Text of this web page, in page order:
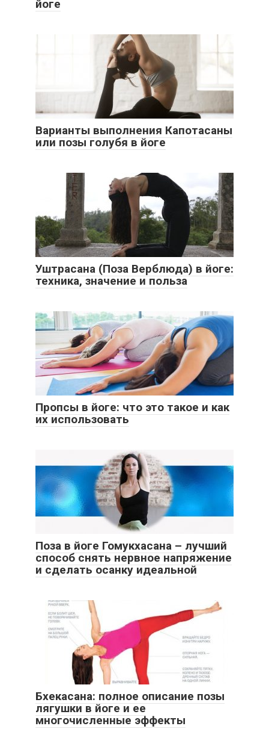
йоге
Варианты выполнения Капотасаны
или позы голубя в йоге
Уштрасана (Поза Верблюда) в йоге:
техника, значение и польза
Пропсы в йоге: что это такое и как
их использовать
Поза в йоге Гомукхасана – лучший
способ снять нервное напряжение
и сделать осанку идеальной
Бхекасана: полное описание позы
лягушки в йоге и ее
многочисленные эффекты